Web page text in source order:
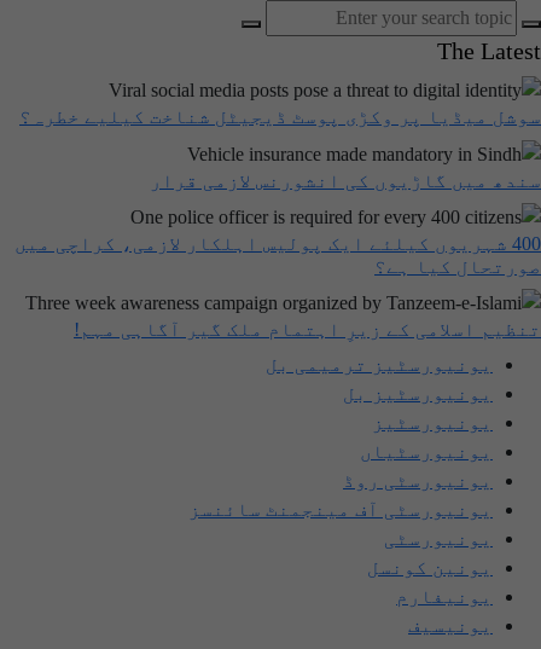
The Latest
سوشل میڈیا پر وکڑی پوسٹ ڈیجیٹل شناخت کیلیے خطرہ؟
سندھ میں گاڑیوں کی انشورنس لازمی قرار
400 شہریوں کیلئے ایک پولیس اہلکار لازمی، کراچی میں
صورتحال کیا ہے؟
تنظیم اسلامی کے زیرِ اہتمام ملک گیر آگاہی مہم!
یونیورسٹیز ترمیمی بل
یونیورسٹیز بل
یونیورسٹیز
یونیورسٹیاں
یونیورسٹی روڈ
یونیورسٹی آف مینجمنٹ سائنسز
یونیورسٹی
یونین کونسل
یونیفارم
یونیسیف